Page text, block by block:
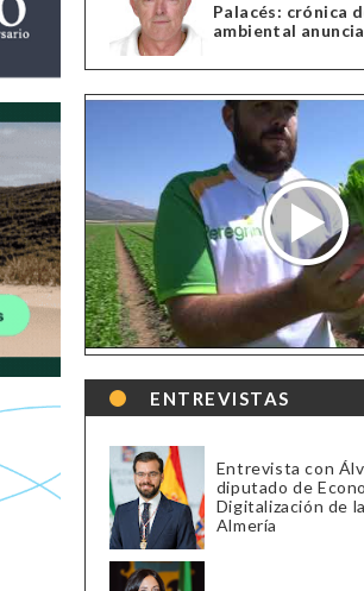
Palacés: crónica
ambiental
ENTREVISTAS
Entrevista con
diputado de
Digitalización de
Almería